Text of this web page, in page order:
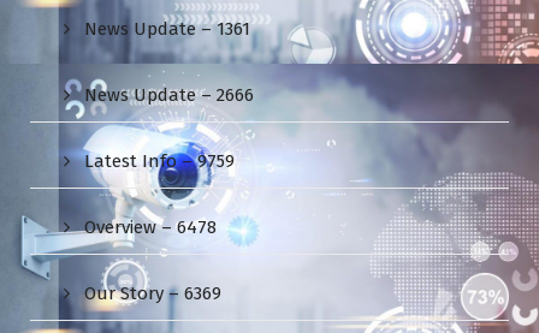
News Update – 1361
News Update – 2666
Latest Info – 9759
Overview – 6478
Our Story – 6369